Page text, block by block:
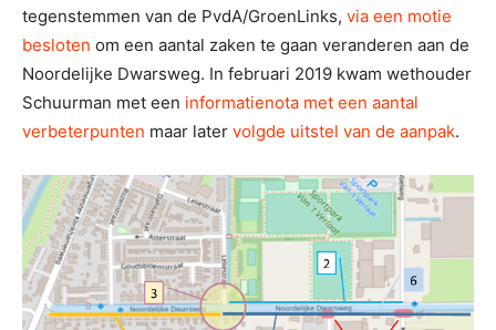
tegenstemmen van de PvdA/GroenLinks, via een motie
besloten om een aantal zaken te gaan veranderen aan de
Noordelijke Dwarsweg. In februari 2019 kwam wethouder
Schuurman met een informatienota met een aantal
verbeterpunten maar later volgde uitstel van de aanpak.